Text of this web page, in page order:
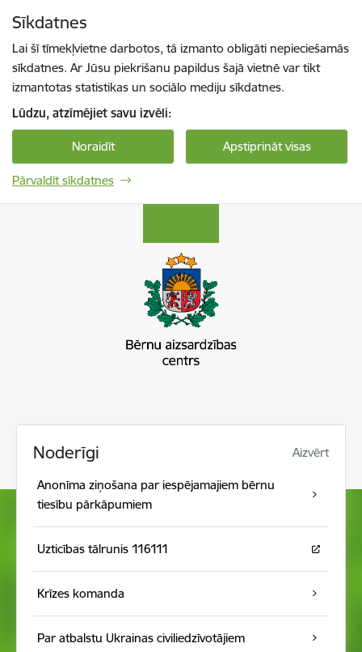
Sīkdatnes
Lai šī tīmekļvietne darbotos, tā izmanto obligāti nepieciešamās
sīkdatnes. Ar Jūsu piekrišanu papildus šajā vietnē var tikt
izmantotas statistikas un sociālo mediju sīkdatnes.
Lūdzu, atzīmējiet savu izvēli:
Noraidīt Apstiprināt visas
Pārvaldīt sīkdatnes
Noderīgi Aizvērt
Anonīma ziņošana par iespējamajiem bērnu
tiesību pārkāpumiem
Uzticības tālrunis 116111
Krīzes komanda
Par atbalstu Ukrainas civiliedzīvotājiem